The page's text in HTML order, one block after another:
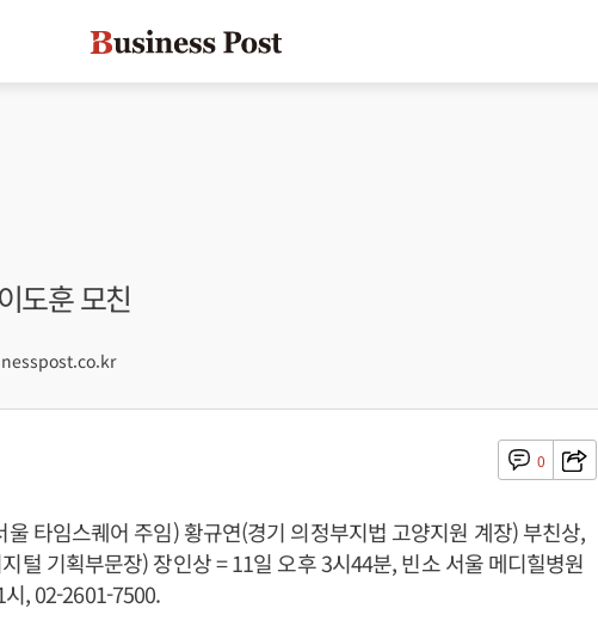
도훈 모친
0
타임스퀘어 주임) 황규연(경기 의정부지법 고양지원 계장) 부친상,
털 기획부문장) 장인상 = 11일 오후 3시44분, 빈소 서울 메디힐병원
, 02-2601-7500.